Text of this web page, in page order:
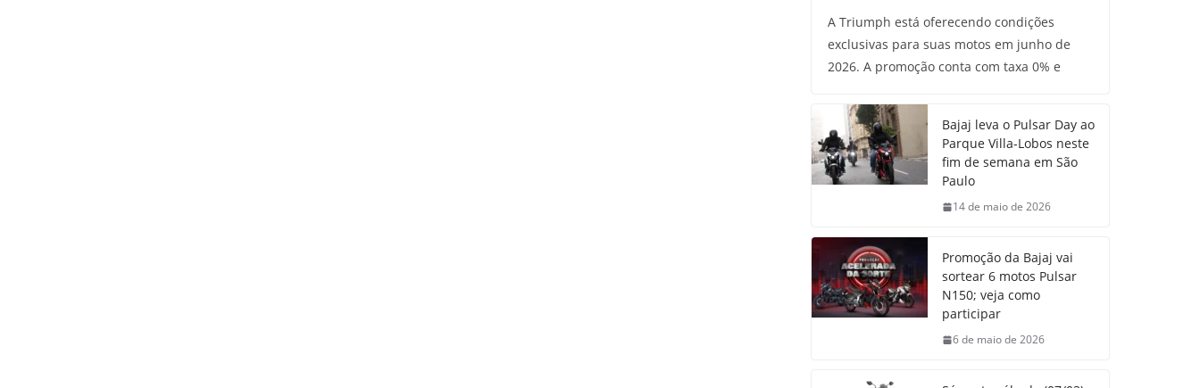
A Triumph está oferecendo condições
exclusivas para suas motos em junho de
2026. A promoção conta com taxa 0% e
Bajaj leva o Pulsar Day ao
Parque Villa-Lobos neste
fim de semana em São
Paulo
14 de maio de 2026
Promoção da Bajaj vai
sortear 6 motos Pulsar
N150; veja como
participar
6 de maio de 2026